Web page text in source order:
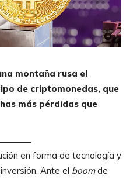
montaña rusa el
de criptomonedas, que
más pérdidas que
en forma de tecnología y
Ante el boomde